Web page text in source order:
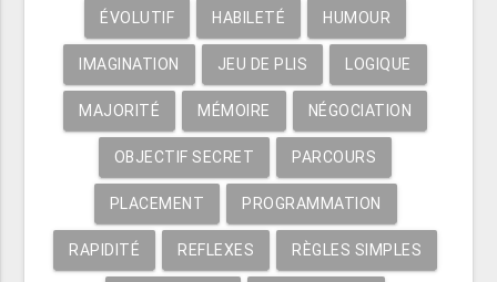
ÉVOLUTIF HABILETÉ HUMOUR
IMAGINATION JEU DE PLIS LOGIQUE
MAJORITÉ MÉMOIRE NÉGOCIATION
OBJECTIF SECRET PARCOURS
PLACEMENT PROGRAMMATION
RAPIDITÉ REFLEXES RÈGLES SIMPLES